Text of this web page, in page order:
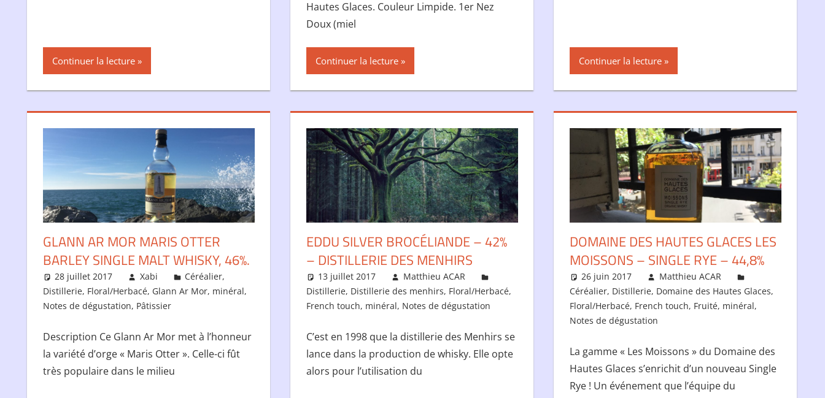
Continuer la lecture
Hautes Glaces. Couleur Limpide. 1er Nez
Doux (miel
Continuer la lecture Continuer la lecture
GLANN AR MOR MARIS OTTER
BARLEY SINGLE MALT WHISKY, 46%.
28 juillet 2017 Xabi Céréalier,
Distillerie, Floral/Herbacé, Glann Ar Mor, minéral,
Notes de dégustation, Pâtissier
Description Ce Glann Ar Mor met à l’honneur
la variété d’orge « Maris Otter ». Celle-ci fût
très populaire dans le milieu
EDDU SILVER BROCÉLIANDE – 42%
– DISTILLERIE DES MENHIRS
13 juillet 2017
Matthieu ACAR
Distillerie, Distillerie des menhirs, Floral/Herbacé,
French touch, minéral, Notes de dégustation
C’est en 1998 que la distillerie des Menhirs se
lance dans la production de whisky. Elle opte
alors pour l’utilisation du
DOMAINE DES HAUTES GLACES LES
MOISSONS – SINGLE RYE – 44,8%
26 juin 2017
Matthieu ACAR
Céréalier, Distillerie, Domaine des Hautes Glaces,
Floral/Herbacé, French touch, Fruité, minéral,
Notes de dégustation
La gamme « Les Moissons » du Domaine des
Hautes Glaces s’enrichit d’un nouveau Single
Rye ! Un événement que l’équipe du